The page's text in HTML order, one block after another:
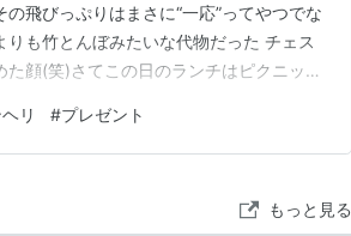
飛びっぷりはまさに“一応”ってやつでな
も竹とんぼみたいな代物だった チェス
顔(笑)さてこの日のランチはピクニック
買ってくれたおやつだよ 大きなお口で
リ #プレゼント
もっと見る